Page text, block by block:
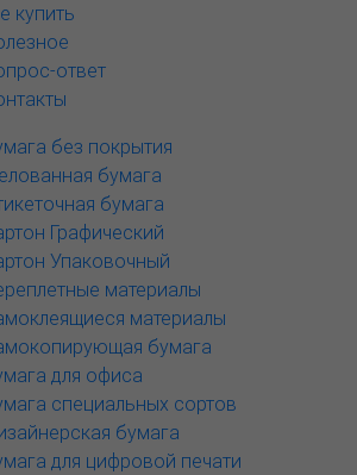
купить
ответ
без покрытия
бумага
бумага
Графический
Упаковочный
материалы
материалы
бумага
для офиса
специальных сортов
бумага
для цифровой печати